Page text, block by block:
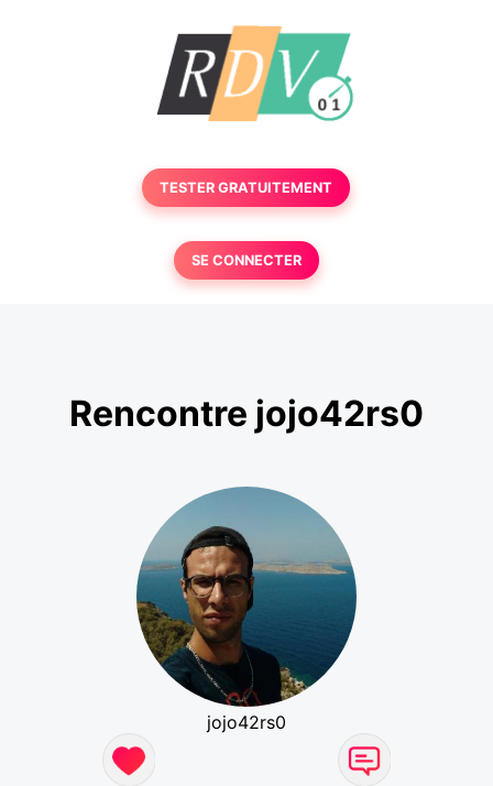
TESTER GRATUITEMENT
SE CONNECTER
Rencontre jojo42rs0
jojo42rs0